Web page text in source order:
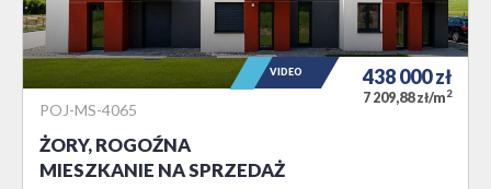
POJ-MS-4065
ŻORY, ROGOŹNA
MIESZKANIE NA SPRZEDAŻ
438 000zł
7 209,88 zł/m2
VIDEO